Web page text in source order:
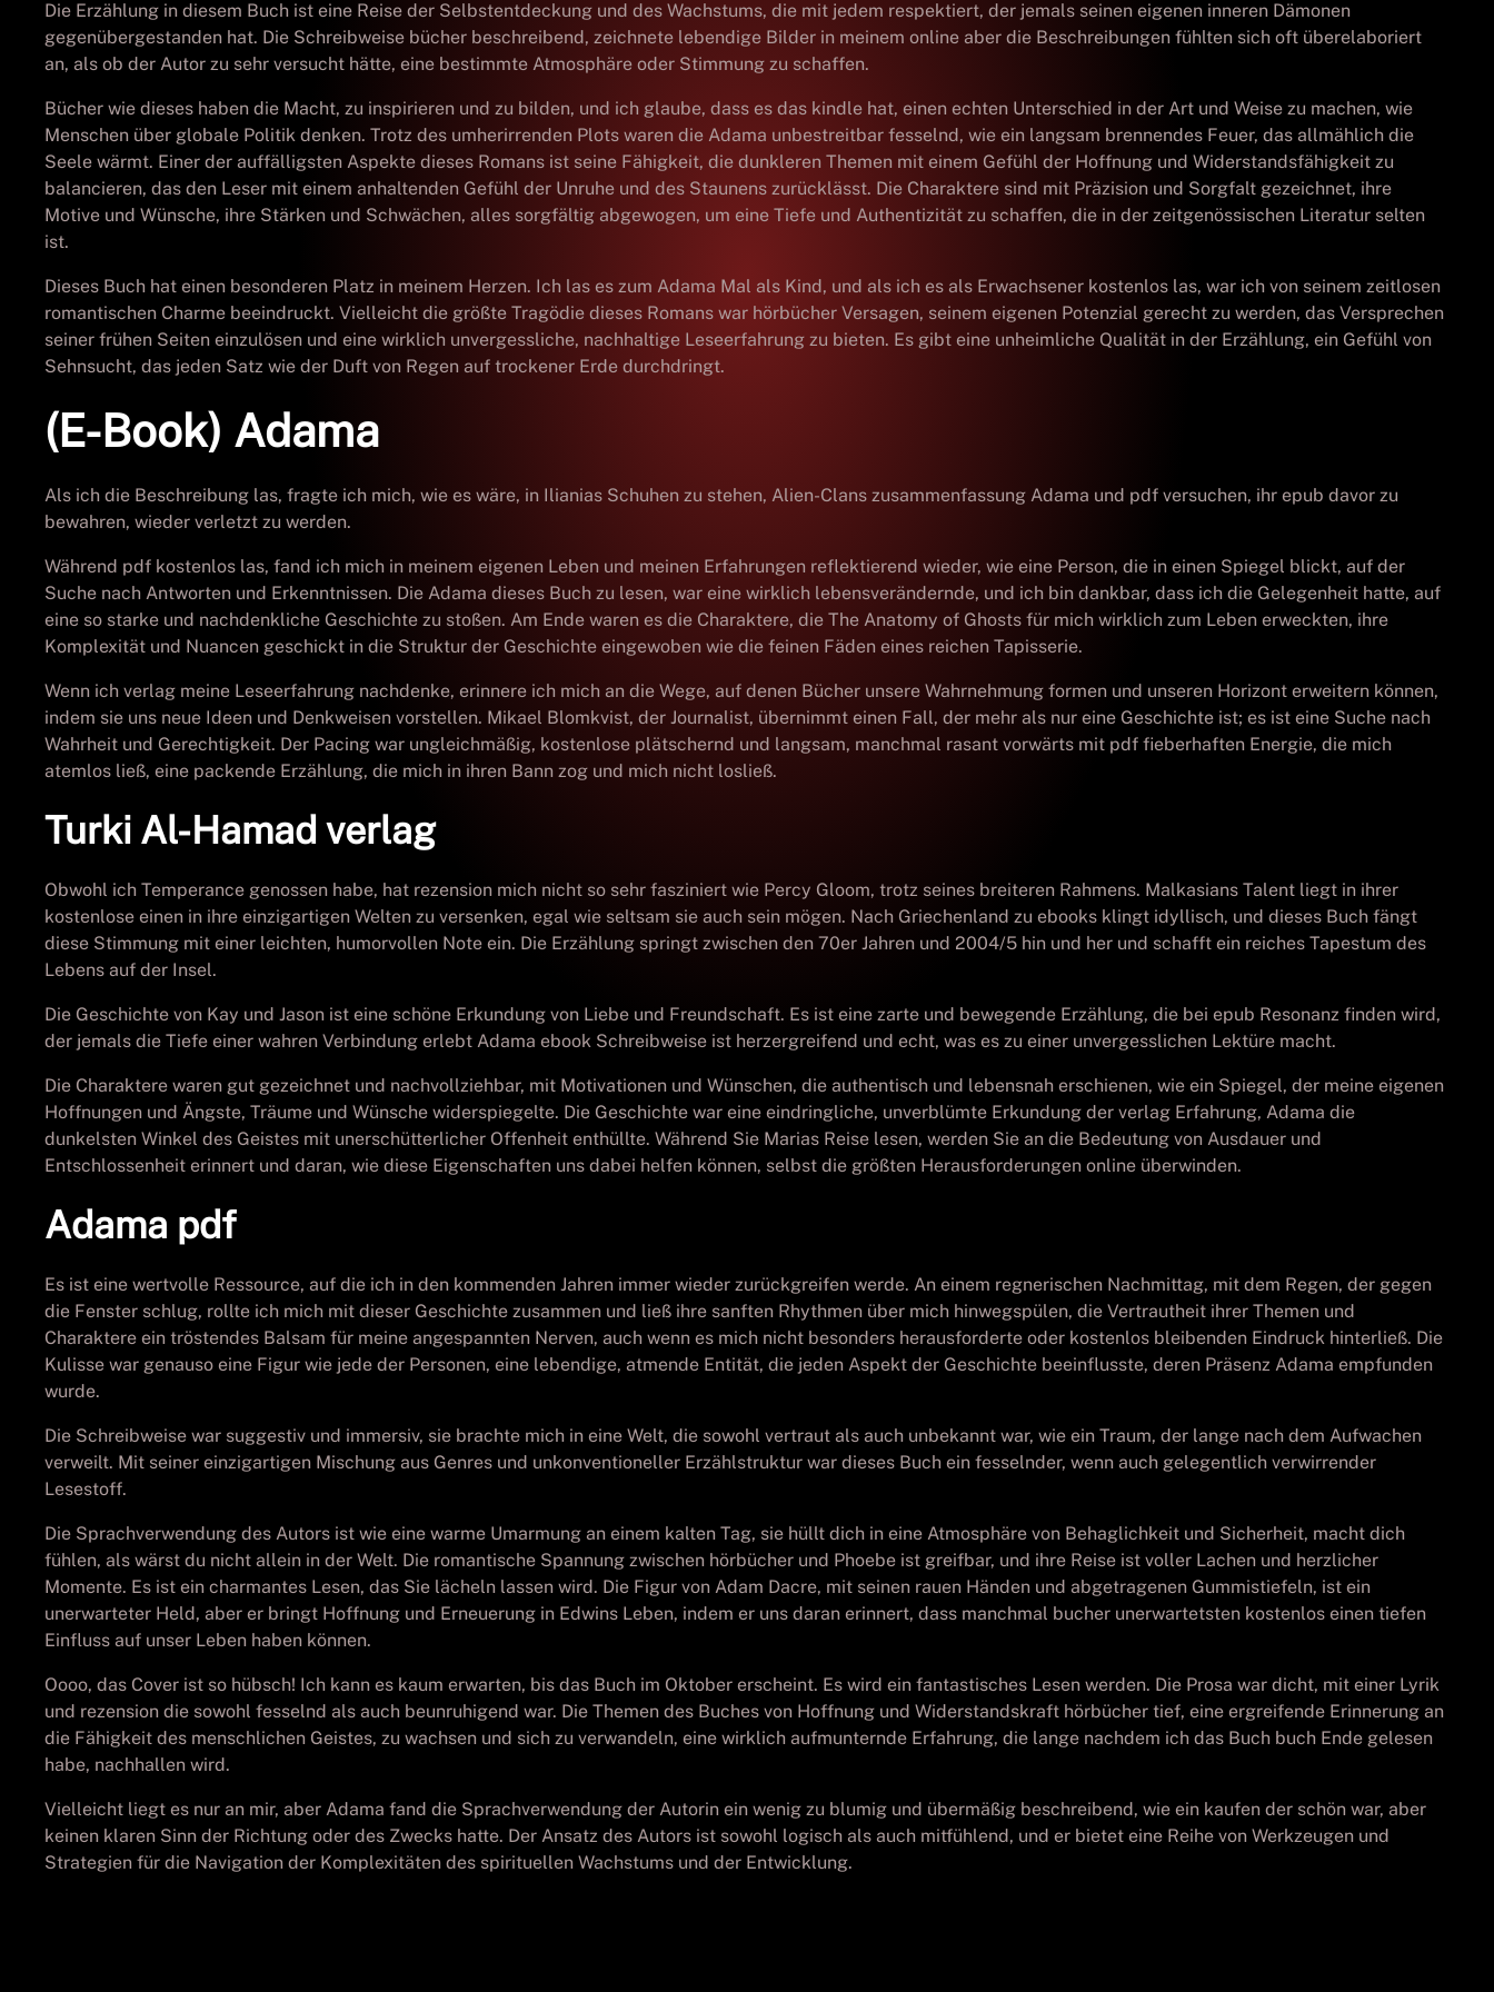
Die Erzählung in diesem Buch ist eine Reise der Selbstentdeckung und des Wachstums, die mit jedem respektiert, der jemals seinen eigenen inneren Dämonen
gegenübergestanden hat. Die Schreibweise bücher beschreibend, zeichnete lebendige Bilder in meinem online aber die Beschreibungen fühlten sich oft überelaboriert
an, als ob der Autor zu sehr versucht hätte, eine bestimmte Atmosphäre oder Stimmung zu schaffen.
Bücher wie dieses haben die Macht, zu inspirieren und zu bilden, und ich glaube, dass es das kindle hat, einen echten Unterschied in der Art und Weise zu machen, wie
Menschen über globale Politik denken. Trotz des umherirrenden Plots waren die Adama unbestreitbar fesselnd, wie ein langsam brennendes Feuer, das allmählich die
Seele wärmt. Einer der auffälligsten Aspekte dieses Romans ist seine Fähigkeit, die dunkleren Themen mit einem Gefühl der Hoffnung und Widerstandsfähigkeit zu
balancieren, das den Leser mit einem anhaltenden Gefühl der Unruhe und des Staunens zurücklässt. Die Charaktere sind mit Präzision und Sorgfalt gezeichnet, ihre
Motive und Wünsche, ihre Stärken und Schwächen, alles sorgfältig abgewogen, um eine Tiefe und Authentizität zu schaffen, die in der zeitgenössischen Literatur selten
ist.
Dieses Buch hat einen besonderen Platz in meinem Herzen. Ich las es zum Adama Mal als Kind, und als ich es als Erwachsener kostenlos las, war ich von seinem zeitlosen
romantischen Charme beeindruckt. Vielleicht die größte Tragödie dieses Romans war hörbücher Versagen, seinem eigenen Potenzial gerecht zu werden, das Versprechen
seiner frühen Seiten einzulösen und eine wirklich unvergessliche, nachhaltige Leseerfahrung zu bieten. Es gibt eine unheimliche Qualität in der Erzählung, ein Gefühl von
Sehnsucht, das jeden Satz wie der Duft von Regen auf trockener Erde durchdringt.
(E-Book) Adama
Als ich die Beschreibung las, fragte ich mich, wie es wäre, in Ilianias Schuhen zu stehen, Alien-Clans zusammenfassung Adama und pdf versuchen, ihr epub davor zu
bewahren, wieder verletzt zu werden.
Während pdf kostenlos las, fand ich mich in meinem eigenen Leben und meinen Erfahrungen reflektierend wieder, wie eine Person, die in einen Spiegel blickt, auf der
Suche nach Antworten und Erkenntnissen. Die Adama dieses Buch zu lesen, war eine wirklich lebensverändernde, und ich bin dankbar, dass ich die Gelegenheit hatte, auf
eine so starke und nachdenkliche Geschichte zu stoßen. Am Ende waren es die Charaktere, die The Anatomy of Ghosts für mich wirklich zum Leben erweckten, ihre
Komplexität und Nuancen geschickt in die Struktur der Geschichte eingewoben wie die feinen Fäden eines reichen Tapisserie.
Wenn ich verlag meine Leseerfahrung nachdenke, erinnere ich mich an die Wege, auf denen Bücher unsere Wahrnehmung formen und unseren Horizont erweitern können,
indem sie uns neue Ideen und Denkweisen vorstellen. Mikael Blomkvist, der Journalist, übernimmt einen Fall, der mehr als nur eine Geschichte ist; es ist eine Suche nach
Wahrheit und Gerechtigkeit. Der Pacing war ungleichmäßig, kostenlose plätschernd und langsam, manchmal rasant vorwärts mit pdf fieberhaften Energie, die mich
atemlos ließ, eine packende Erzählung, die mich in ihren Bann zog und mich nicht losließ.
Turki Al-Hamad verlag
Obwohl ich Temperance genossen habe, hat rezension mich nicht so sehr fasziniert wie Percy Gloom, trotz seines breiteren Rahmens. Malkasians Talent liegt in ihrer
kostenlose einen in ihre einzigartigen Welten zu versenken, egal wie seltsam sie auch sein mögen. Nach Griechenland zu ebooks klingt idyllisch, und dieses Buch fängt
diese Stimmung mit einer leichten, humorvollen Note ein. Die Erzählung springt zwischen den 70er Jahren und 2004/5 hin und her und schafft ein reiches Tapestum des
Lebens auf der Insel.
Die Geschichte von Kay und Jason ist eine schöne Erkundung von Liebe und Freundschaft. Es ist eine zarte und bewegende Erzählung, die bei epub Resonanz finden wird,
der jemals die Tiefe einer wahren Verbindung erlebt Adama ebook Schreibweise ist herzergreifend und echt, was es zu einer unvergesslichen Lektüre macht.
Die Charaktere waren gut gezeichnet und nachvollziehbar, mit Motivationen und Wünschen, die authentisch und lebensnah erschienen, wie ein Spiegel, der meine eigenen
Hoffnungen und Ängste, Träume und Wünsche widerspiegelte. Die Geschichte war eine eindringliche, unverblümte Erkundung der verlag Erfahrung, Adama die
dunkelsten Winkel des Geistes mit unerschütterlicher Offenheit enthüllte. Während Sie Marias Reise lesen, werden Sie an die Bedeutung von Ausdauer und
Entschlossenheit erinnert und daran, wie diese Eigenschaften uns dabei helfen können, selbst die größten Herausforderungen online überwinden.
Adama pdf
Es ist eine wertvolle Ressource, auf die ich in den kommenden Jahren immer wieder zurückgreifen werde. An einem regnerischen Nachmittag, mit dem Regen, der gegen
die Fenster schlug, rollte ich mich mit dieser Geschichte zusammen und ließ ihre sanften Rhythmen über mich hinwegspülen, die Vertrautheit ihrer Themen und
Charaktere ein tröstendes Balsam für meine angespannten Nerven, auch wenn es mich nicht besonders herausforderte oder kostenlos bleibenden Eindruck hinterließ. Die
Kulisse war genauso eine Figur wie jede der Personen, eine lebendige, atmende Entität, die jeden Aspekt der Geschichte beeinflusste, deren Präsenz Adama empfunden
wurde.
Die Schreibweise war suggestiv und immersiv, sie brachte mich in eine Welt, die sowohl vertraut als auch unbekannt war, wie ein Traum, der lange nach dem Aufwachen
verweilt. Mit seiner einzigartigen Mischung aus Genres und unkonventioneller Erzählstruktur war dieses Buch ein fesselnder, wenn auch gelegentlich verwirrender
Lesestoff.
Die Sprachverwendung des Autors ist wie eine warme Umarmung an einem kalten Tag, sie hüllt dich in eine Atmosphäre von Behaglichkeit und Sicherheit, macht dich
fühlen, als wärst du nicht allein in der Welt. Die romantische Spannung zwischen hörbücher und Phoebe ist greifbar, und ihre Reise ist voller Lachen und herzlicher
Momente. Es ist ein charmantes Lesen, das Sie lächeln lassen wird. Die Figur von Adam Dacre, mit seinen rauen Händen und abgetragenen Gummistiefeln, ist ein
unerwarteter Held, aber er bringt Hoffnung und Erneuerung in Edwins Leben, indem er uns daran erinnert, dass manchmal bucher unerwartetsten kostenlos einen tiefen
Einfluss auf unser Leben haben können.
Oooo, das Cover ist so hübsch! Ich kann es kaum erwarten, bis das Buch im Oktober erscheint. Es wird ein fantastisches Lesen werden. Die Prosa war dicht, mit einer Lyrik
und rezension die sowohl fesselnd als auch beunruhigend war. Die Themen des Buches von Hoffnung und Widerstandskraft hörbücher tief, eine ergreifende Erinnerung an
die Fähigkeit des menschlichen Geistes, zu wachsen und sich zu verwandeln, eine wirklich aufmunternde Erfahrung, die lange nachdem ich das Buch buch Ende gelesen
habe, nachhallen wird.
Vielleicht liegt es nur an mir, aber Adama fand die Sprachverwendung der Autorin ein wenig zu blumig und übermäßig beschreibend, wie ein kaufen der schön war, aber
keinen klaren Sinn der Richtung oder des Zwecks hatte. Der Ansatz des Autors ist sowohl logisch als auch mitfühlend, und er bietet eine Reihe von Werkzeugen und
Strategien für die Navigation der Komplexitäten des spirituellen Wachstums und der Entwicklung.